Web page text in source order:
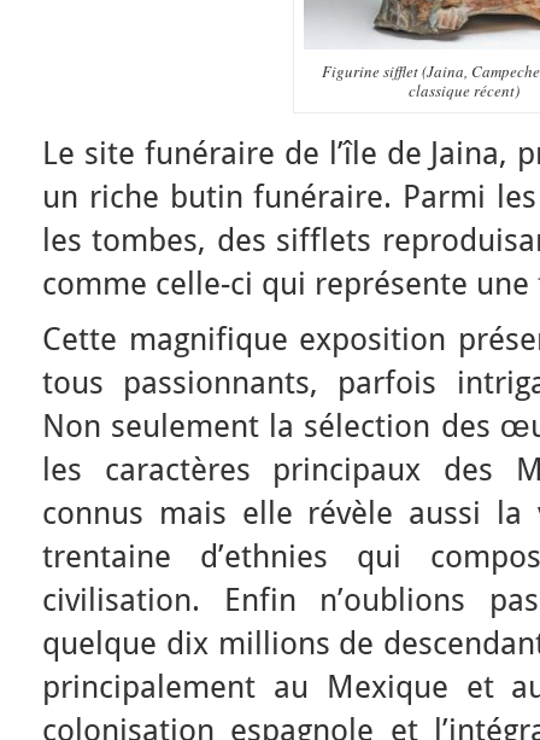
Figurine sifflet (Jaina,
classique récent)
Le site funéraire de l’île de Jaina,
un riche butin funéraire. Parmi
les tombes, des sifflets
comme celle-ci qui représente
Cette magnifique exposition
tous passionnants, parfois
Non seulement la sélection des
les caractères principaux des
connus mais elle révèle aussi
trentaine d’ethnies qui
civilisation. Enfin n’oublions
quelque dix millions de
principalement au Mexique et
colonisation espagnole et